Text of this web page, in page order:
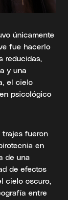
únicamente
fue hacerlo
reducidas,
y una
el cielo
psicológico
trajes fueron
en
de una
de efectos
cielo oscuro,
entre